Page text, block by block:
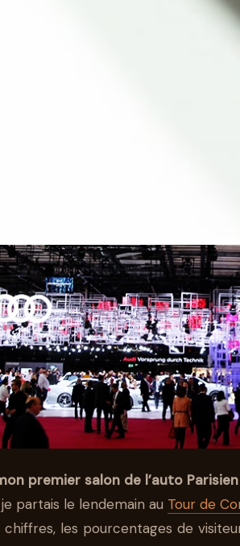
SUR LE
premier salon de l’auto
partais le lendemain au Tour de
les pourcentages de